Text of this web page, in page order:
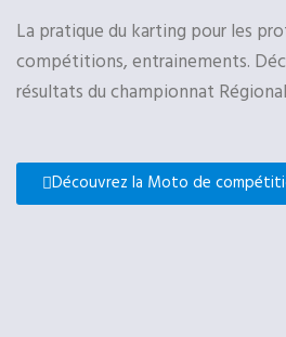
La pratique du karting pour les
compétitions, entrainements.
résultats du championnat
Découvrez la Moto de